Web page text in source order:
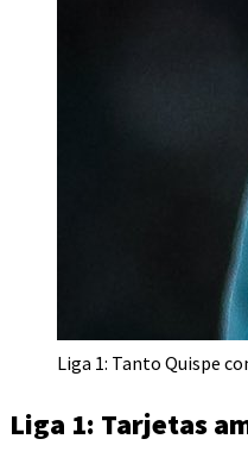
Liga 1: Tanto Quispe
Liga 1: Tarjetas